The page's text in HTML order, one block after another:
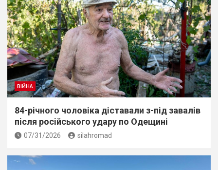
ВІЙНА
84-річного чоловіка діставали з-під завалів
пiсля росiйського удару по Одещині
07/31/2026 silahromad